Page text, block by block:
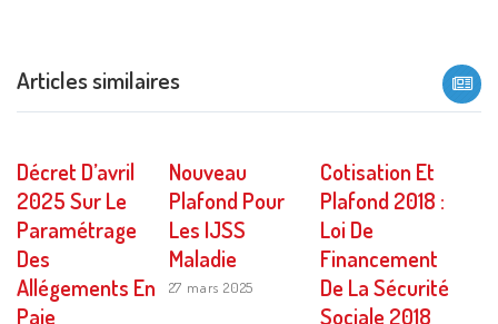
Articles similaires
Décret D’avril
2025 Sur Le
Paramétrage
Des
Allégements En
Paie
Nouveau
Plafond Pour
Les IJSS
Maladie
27 mars 2025
Cotisation Et
Plafond 2018 :
Loi De
Financement
De La Sécurité
Sociale 2018